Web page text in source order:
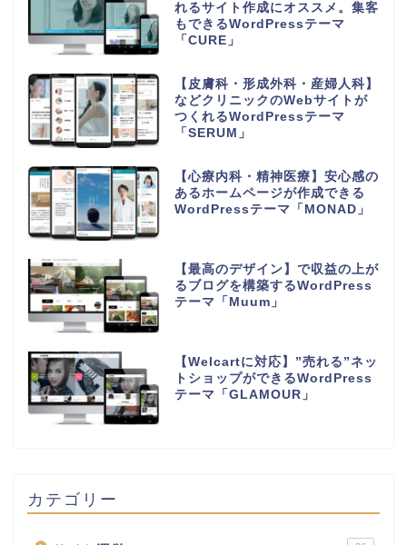
れるサイト作成にオススメ。集客
もできるWordPressテーマ
「CURE」
【皮膚科・形成外科・産婦人科】
などクリニックのWebサイトが
つくれるWordPressテーマ
「SERUM」
【心療内科・精神医療】安心感の
あるホームページが作成できる
WordPressテーマ「MONAD」
【最高のデザイン】で収益の上が
るブログを構築するWordPress
テーマ「Muum」
【Welcartに対応】”売れる”ネッ
トショップができるWordPress
テーマ「GLAMOUR」
カテゴリー